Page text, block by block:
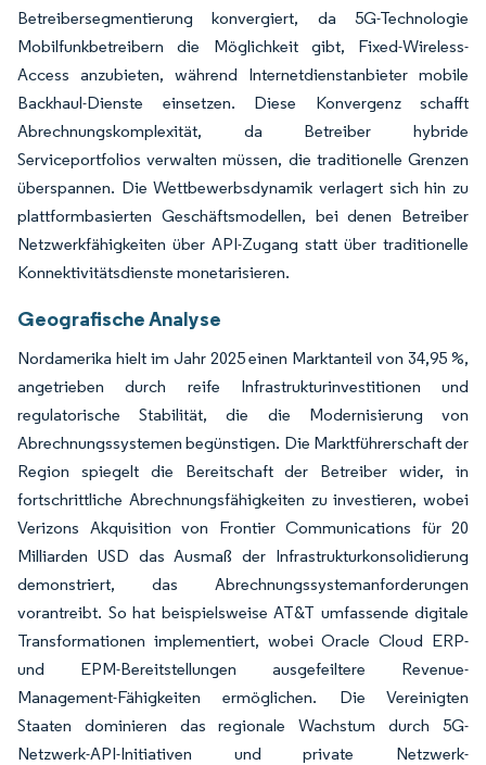
Betreibersegmentierung konvergiert, da 5G-Technologie
Mobilfunkbetreibern die Möglichkeit gibt, Fixed-Wireless-
Access anzubieten, während Internetdienstanbieter mobile
Backhaul-Dienste einsetzen. Diese Konvergenz schafft
Abrechnungskomplexität, da Betreiber hybride
Serviceportfolios verwalten müssen, die traditionelle Grenzen
überspannen. Die Wettbewerbsdynamik verlagert sich hin zu
plattformbasierten Geschäftsmodellen, bei denen Betreiber
Netzwerkfähigkeiten über API-Zugang statt über traditionelle
Konnektivitätsdienste monetarisieren.
Geografische Analyse
Nordamerika hielt im Jahr 2025 einen Marktanteil von 34,95 %,
angetrieben durch reife Infrastrukturinvestitionen und
regulatorische Stabilität, die die Modernisierung von
Abrechnungssystemen begünstigen. Die Marktführerschaft der
Region spiegelt die Bereitschaft der Betreiber wider, in
fortschrittliche Abrechnungsfähigkeiten zu investieren, wobei
Verizons Akquisition von Frontier Communications für 20
Milliarden USD das Ausmaß der Infrastrukturkonsolidierung
demonstriert, das Abrechnungssystemanforderungen
vorantreibt. So hat beispielsweise AT&T umfassende digitale
Transformationen implementiert, wobei Oracle Cloud ERP-
und EPM-Bereitstellungen ausgefeiltere Revenue-
Management-Fähigkeiten ermöglichen. Die Vereinigten
Staaten dominieren das regionale Wachstum durch 5G-
Netzwerk-API-Initiativen und private Netzwerk-